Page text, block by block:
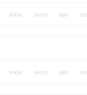
июн июл авг
июн июл авг